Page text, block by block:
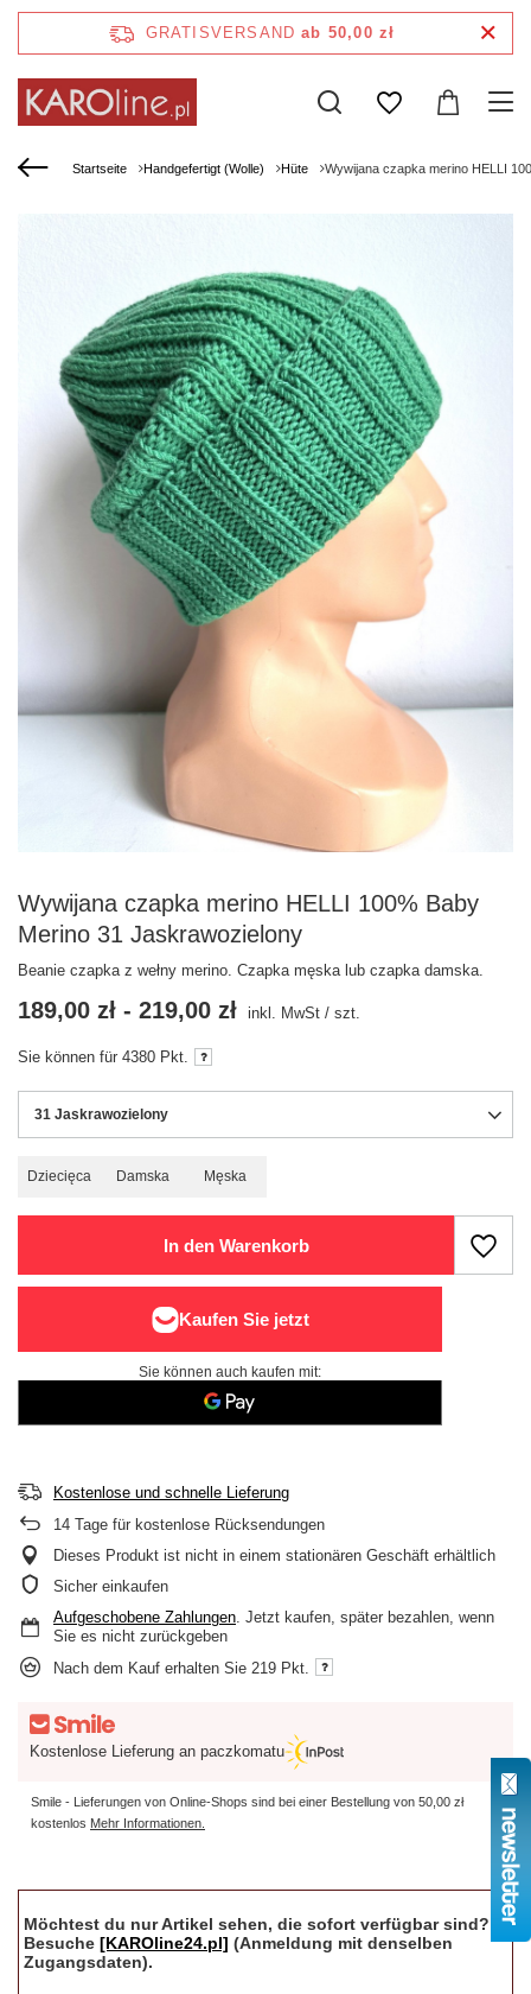
GRATISVERSAND ab 50,00 zł
Startseite Handgefertigt (Wolle) Hüte Wywijana czapka merino HELLI
Wywijana czapka merino HELLI 100% Baby
Merino 31 Jaskrawozielony
Beanie czapka z wełny merino. Czapka męska lub czapka damska.
31 Jaskrawozielony
Dziecięca Damska Męska
189,00 zł - 219,00 zł inkl. MwSt / szt.
Sie können für 4380 Pkt.
In den Warenkorb
Sie können auch kaufen mit:
Kostenlose und schnelle Lieferung
14 Tage für kostenlose Rücksendungen
Dieses Produkt ist nicht in einem stationären Geschäft erhältlich
Sicher einkaufen
Aufgeschobene Zahlungen. Jetzt kaufen, später bezahlen, wenn
Sie es nicht zurückgeben
Nach dem Kauf erhalten Sie 219 Pkt.
Kostenlose Lieferung an paczkomatu
Smile - Lieferungen von Online-Shops sind bei einer Bestellung von 50,00 zł
kostenlos Mehr Informationen.
Möchtest du nur Artikel sehen, die sofort verfügbar sind?
Besuche [KAROline24.pl] (Anmeldung mit denselben
Zugangsdaten).